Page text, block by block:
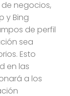
negocios,
y Bing
de perfil
sea
Esto
en las
a los